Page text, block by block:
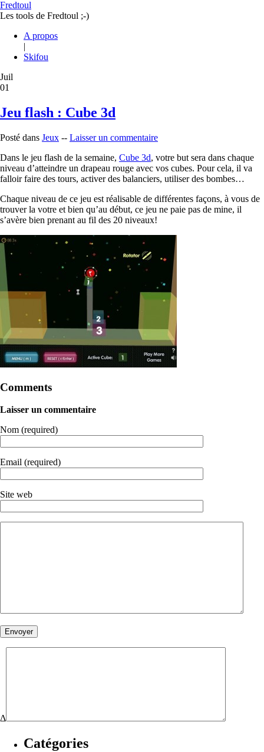
Fredtoul
Les tools de Fredtoul ;-)
A propos
|
Skifou
Juil
01
Jeu flash : Cube 3d
Posté dans Jeux -- Laisser un commentaire
Dans le jeu flash de la semaine, Cube 3d, votre but sera dans chaque
niveau d’atteindre un drapeau rouge avec vos cubes. Pour cela, il va
falloir faire des tours, activer des balanciers, utiliser des bombes…
Chaque niveau de ce jeu est réalisable de différentes façons, à vous de
trouver la votre et bien qu’au début, ce jeu ne paie pas de mine, il
s’avère bien prenant au fil des 20 niveaux!
Comments
Laisser un commentaire
Nom (required)
Email (required)
Site web
Δ
Catégories